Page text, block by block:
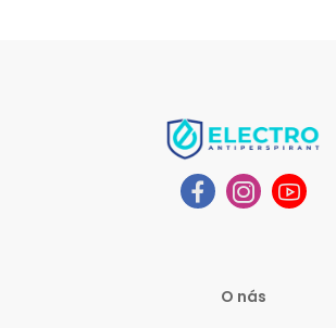
O nás